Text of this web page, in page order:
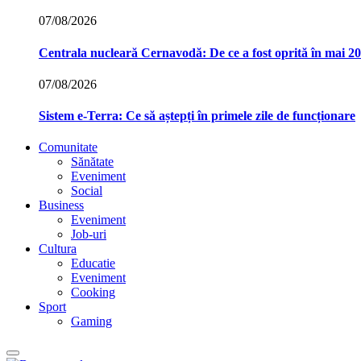
07/08/2026
Centrala nucleară Cernavodă: De ce a fost oprită în mai
07/08/2026
Sistem e-Terra: Ce să aștepți în primele zile de funcționare
Comunitate
Sănătate
Eveniment
Social
Business
Eveniment
Job-uri
Cultura
Educatie
Eveniment
Cooking
Sport
Gaming